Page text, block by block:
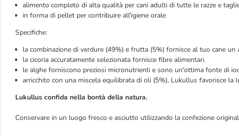
alimento completo di alta qualità per cani adulti di tutte le razze e
in forma di pellet per contribuire all'igiene orale
Specifiche:
la combinazione di verdure (49%) e frutta (5%) fornisce al tuo cane
la cicoria accuratamente selezionata fornisce fibre alimentari.
le alghe forniscono preziosi micronutrienti e sono un'ottima fonte di
arricchito con una miscela equilibrata di oli (5%), Lukullus favorisce la
Lukullus confida nella bontà della natura.
Conservare in un luogo fresco e asciutto utilizzando la confezione